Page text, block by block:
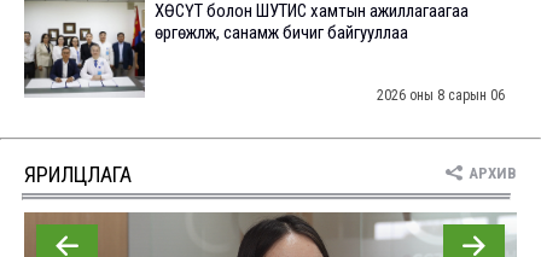
ХӨСҮТ болон ШУТИС хамтын ажиллагаагаа
өргөжүүлж, санамж бичиг байгууллаа
2026 оны 8 сарын 06
Нэгдүгээр эмнэлэг Жинаны их сургуулийн
эмнэлэгтэй хамтын ажиллагааны санамж бичиг...
2026 оны 8 сарын 06
ЯРИЛЦЛАГА АРХИВ